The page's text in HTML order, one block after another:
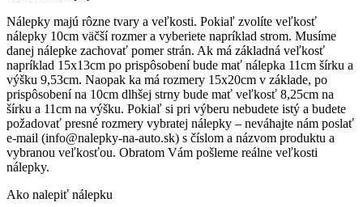
Nálepky majú rôzne tvary a veľkosti. Pokiaľ zvolíte veľkosť
nálepky 10cm väčší rozmer a vyberiete napríklad strom. Musíme
danej nálepke zachovať pomer strán. Ak má základná veľkosť
napríklad 15x13cm po prispôsobení bude mať nálepka 11cm šírku a
výšku 9,53cm. Naopak ka má rozmery 15x20cm v základe, po
prispôsobení na 10cm dlhšej strny bude mať veľkosť 8,25cm na
šírku a 11cm na výšku. Pokiaľ si pri výberu nebudete istý a budete
požadovať presné rozmery vybratej nálepky – neváhajte nám poslať
e-mail (info@nalepky-na-auto.sk) s číslom a názvom produktu a
vybranou veľkosťou. Obratom Vám pošleme reálne veľkosti
nálepky.
Ako nalepiť nálepku